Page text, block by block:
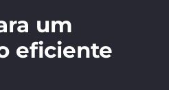
um
eficiente